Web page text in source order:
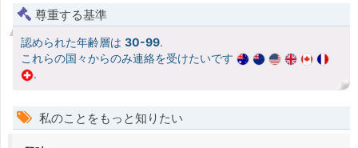
尊重する基準
認められた年齢層は 30-99.
これらの国々からのみ連絡を受けたいです
.
私のことをもっと知りたい